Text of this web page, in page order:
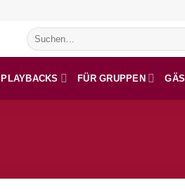
Suchen
nach:
PLAYBACKS FÜR GRUPPEN